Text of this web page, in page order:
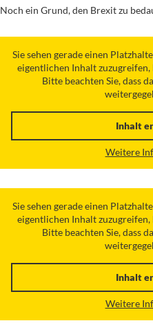
Noch ein Grund, den Brexit zu
Sie sehen gerade einen
eigentlichen Inhalt
Bitte beachten Sie, dass
Inhalt
Weitere
Sie sehen gerade einen
eigentlichen Inhalt
Bitte beachten Sie, dass
Inhalt
Weitere